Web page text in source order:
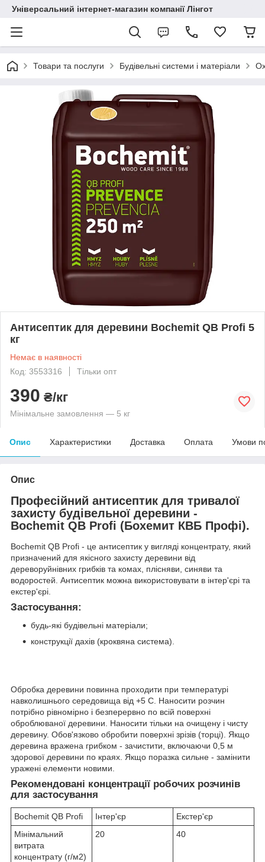
Універсальний інтернет-магазин компанії Лінгот
Товари та послуги Будівельні системи і матеріали
Антисептик для деревини Bochemit QB Profi 5
кг
Немає в наявності
Код: 3553316
Тільки опт
390 ₴/кг
Мінімальне замовлення — 5 кг
Опис Характеристики Доставка Оплата Умови
Опис
Професійний антисептик для тривалої
захисту будівельної деревини -
Bochemit QB Profi (Бохемит КВБ Профі).
Bochemit QB Profi - це антисептик у вигляді концентрату, який
призначений для якісного захисту деревини від
дереворуйнівних грибків та комах, плісняви, синяви та
водоростей. Антисептик можна використовувати в інтер'єрі та
екстер'єрі.
Застосування:
будь-які будівельні матеріали;
конструкції дахів (кроквяна система).
Обробка деревини повинна проходити при температурі
навколишнього середовища від +5 С. Наносити розчин
потрібно рівномірно і безперервно по всій поверхні
оброблюваної деревини. Наносити тільки на очищену і чисту
деревину. Обов'язково обробити поверхні зрізів (торці). Якщо
деревина вражена грибком - зачистити, включаючи 0,5 м
здорової деревини по краях. Якщо поразка сильне - замінити
уражені елементи новими.
Рекомендовані концентрації робочих розчинів
для застосування
Bochemit QB Profi Інтер'єр
Екстер'єр
Мінімальний
витрата
концентрату (г/м2)
20 40